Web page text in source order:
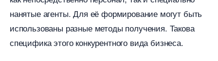
нанятые агенты. Для её формирование могут быть
использованы разные методы получения. Такова
специфика этого конкурентного вида бизнеса.